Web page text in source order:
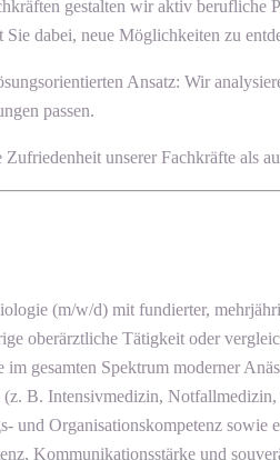
gestalten wir aktiv berufliche
Sie dabei, neue Möglichkeiten zu
Ansatz: Wir
passen.
unserer Fachkräfte als
(m/w/d) mit fundierter,
oberärztliche Tätigkeit oder
im gesamten Spektrum moderner
(z. B. Intensivmedizin,
und Organisationskompetenz sowie
Kommunikationsstärke und